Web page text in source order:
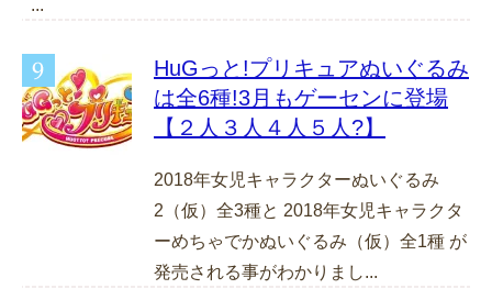
...
HuGっと!プリキュアぬいぐるみ
は全6種!3月もゲーセンに登場
【２人３人４人５人?】
2018年女児キャラクターぬいぐるみ
2（仮）全3種と 2018年女児キャラクタ
ーめちゃでかぬいぐるみ（仮）全1種 が
発売される事がわかりまし...